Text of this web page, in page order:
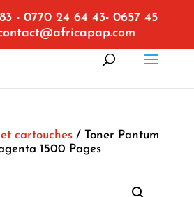
- 0770 24 64 43- 0657 45
cartouches/ Toner Pantum
1500 Pages